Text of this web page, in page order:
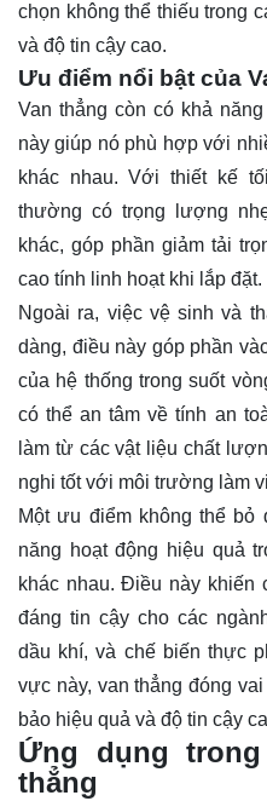
chọn không thể thiếu trong
và độ tin cậy cao.
Ưu điểm nổi bật của
Van thẳng còn có khả
này giúp nó phù hợp với
khác nhau. Với thiết kế
thường có trọng lượng
khác, góp phần giảm tải
cao tính linh hoạt khi lắp đặt.
Ngoài ra, việc vệ sinh và
dàng, điều này góp phần
của hệ thống trong suốt
có thể an tâm về tính an
làm từ các vật liệu chất
nghi tốt với môi trường làm
Một ưu điểm không thể bỏ
năng hoạt động hiệu quả
khác nhau. Điều này khiến
đáng tin cậy cho các
dầu khí, và chế biến thực
vực này, van thẳng đóng
bảo hiệu quả và độ tin cậy
Ứng dụng
thẳng